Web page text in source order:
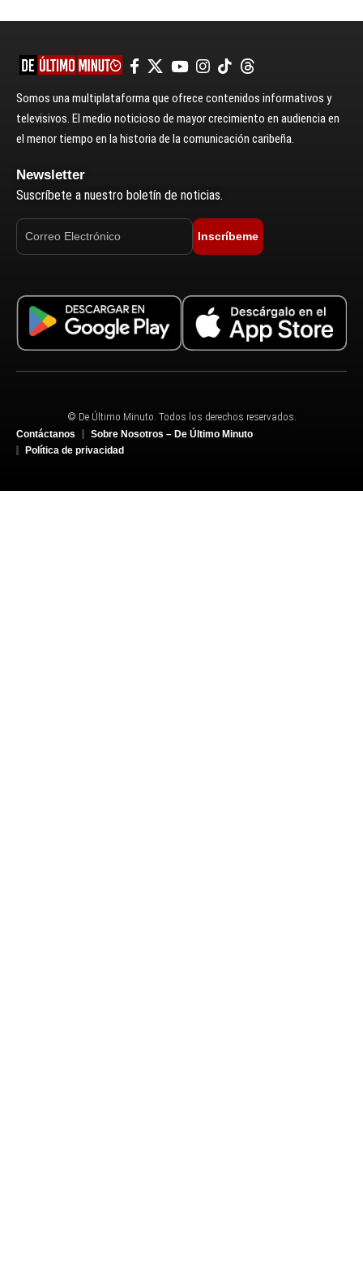
Somos una multiplataforma que ofrece contenidos informativos y
televisivos. El medio noticioso de mayor crecimiento en audiencia en
el menor tiempo en la historia de la comunicación caribeña.
Newsletter
Suscríbete a nuestro boletín de noticias.
Inscríbeme
© De Último Minuto. Todos los derechos reservados.
Contáctanos
Sobre Nosotros – De Último Minuto
Política de privacidad